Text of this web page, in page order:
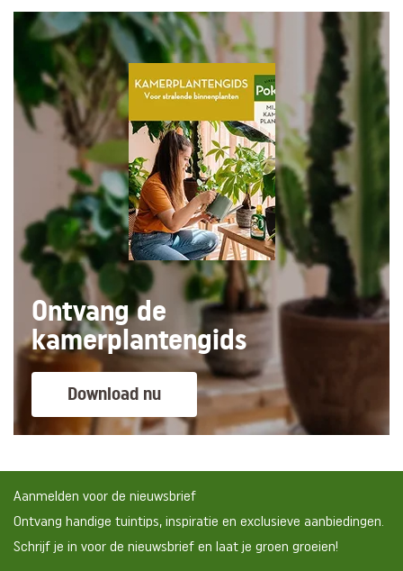
Ontvang de
kamerplantengids
Download nu
Aanmelden voor de nieuwsbrief
Ontvang handige tuintips, inspiratie en exclusieve aanbiedingen.
Schrijf je in voor de nieuwsbrief en laat je groen groeien!